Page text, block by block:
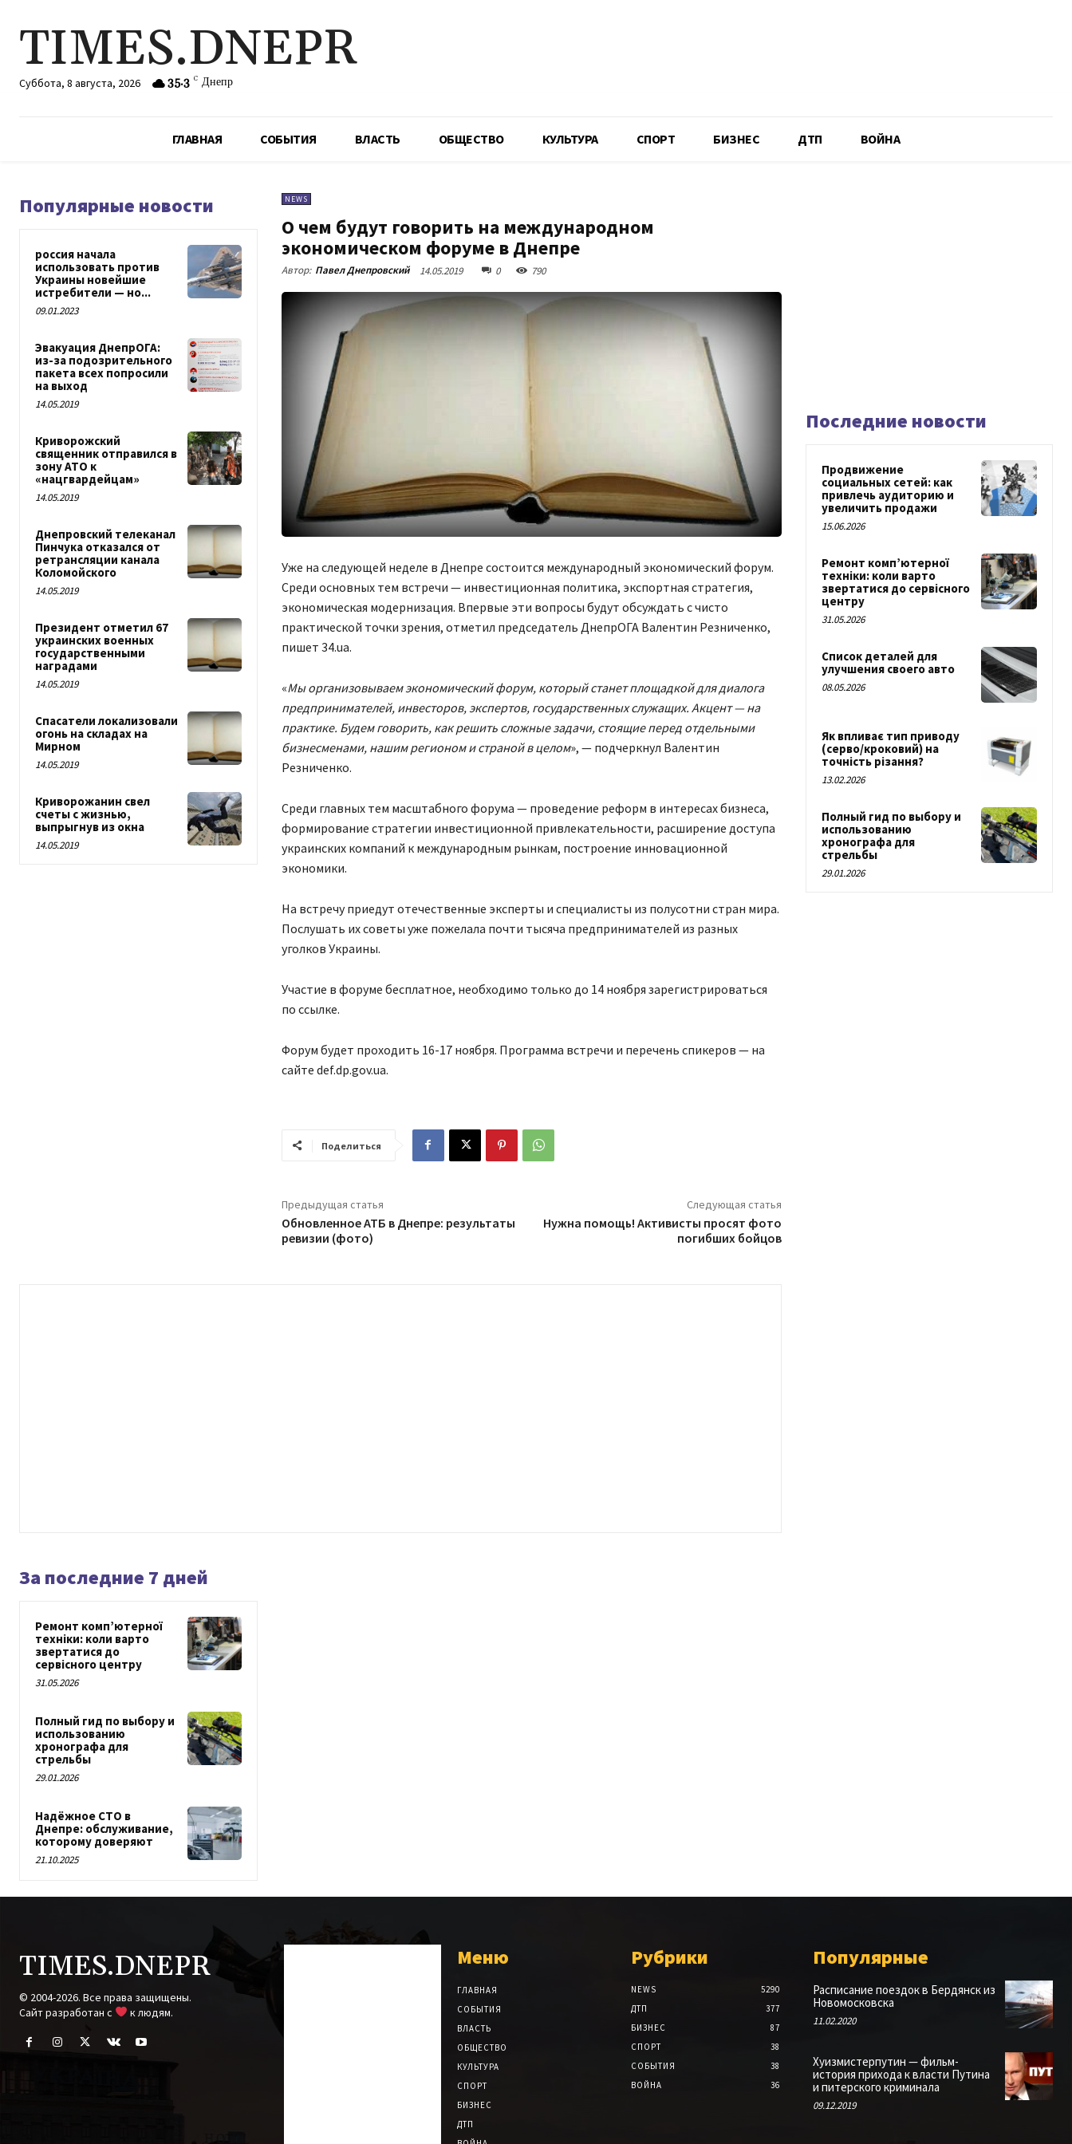
TIMES.DNEPR
Суббота, 8 августа, 2026 35.3 C Днепр
ГЛАВНАЯ СОБЫТИЯ ВЛАСТЬ ОБЩЕСТВО КУЛЬТУРА СПОРТ БИЗНЕС ДТП ВОЙНА
Популярные новости
россия начала
использовать против
Украины новейшие
истребители — но...
09.01.2023
Эвакуация ДнепрОГА:
из-за подозрительного
пакета всех попросили
на выход
14.05.2019
Криворожский
священник отправился в
зону АТО к
«нацгвардейцам»
14.05.2019
Днепровский телеканал
Пинчука отказался от
ретрансляции канала
Коломойского
14.05.2019
Президент отметил 67
украинских военных
государственными
наградами
14.05.2019
Спасатели локализовали
огонь на складах на
Мирном
14.05.2019
Криворожанин свел
счеты с жизнью,
выпрыгнув из окна
14.05.2019
NEWS
О чем будут говорить на международном
экономическом форуме в Днепре
Автор: Павел Днепровский 14.05.2019 0 790
Уже на следующей неделе в Днепре состоится международный экономический форум.
Среди основных тем встречи — инвестиционная политика, экспортная стратегия,
экономическая модернизация. Впервые эти вопросы будут обсуждать с чисто
практической точки зрения, отметил председатель ДнепрОГА Валентин Резниченко,
пишет 34.ua.
«Мы организовываем экономический форум, который станет площадкой для диалога
предпринимателей, инвесторов, экспертов, государственных служащих. Акцент — на
практике. Будем говорить, как решить сложные задачи, стоящие перед отдельными
бизнесменами, нашим регионом и страной в целом», — подчеркнул Валентин
Резниченко.
Среди главных тем масштабного форума — проведение реформ в интересах бизнеса,
формирование стратегии инвестиционной привлекательности, расширение доступа
украинских компаний к международным рынкам, построение инновационной
экономики.
На встречу приедут отечественные эксперты и специалисты из полусотни стран мира.
Послушать их советы уже пожелала почти тысяча предпринимателей из разных
уголков Украины.
Участие в форуме бесплатное, необходимо только до 14 ноября зарегистрироваться
по ссылке.
Форум будет проходить 16-17 ноября. Программа встречи и перечень спикеров — на
сайте def.dp.gov.ua.
Поделиться
Предыдущая статья
Обновленное АТБ в Днепре: результаты
ревизии (фото)
Следующая статья
Нужна помощь! Активисты просят фото
погибших бойцов
За последние 7 дней
Ремонт комп’ютерної
техніки: коли варто
звертатися до
сервісного центру
31.05.2026
Полный гид по выбору и
использованию
хронографа для
стрельбы
29.01.2026
Надёжное СТО в
Днепре: обслуживание,
которому доверяют
21.10.2025
Последние новости
Продвижение
социальных сетей: как
привлечь аудиторию и
увеличить продажи
15.06.2026
Ремонт комп’ютерної
техніки: коли варто
звертатися до сервісного
центру
31.05.2026
Список деталей для
улучшения своего авто
08.05.2026
Як впливає тип приводу
(серво/кроковий) на
точність різання?
13.02.2026
Полный гид по выбору и
использованию
хронографа для
стрельбы
29.01.2026
TIMES.DNEPR
© 2004-2026. Все права защищены.
Cайт разработан с
к людям.
Меню
ГЛАВНАЯ
СОБЫТИЯ
ВЛАСТЬ
ОБЩЕСТВО
КУЛЬТУРА
СПОРТ
БИЗНЕС
ДТП
Рубрики
NEWS
5290
ДТП
377
БИЗНЕС
87
СПОРТ
38
СОБЫТИЯ
38
ВОЙНА
36
Популярные
Расписание поездок в Бердянск из
Новомосковска
11.02.2020
Хуизмистерпутин — фильм-
история прихода к власти Путина
и питерского криминала
09.12.2019